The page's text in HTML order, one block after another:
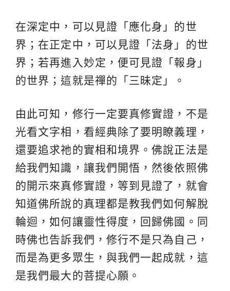
在深定中，可以見證「應化身」的世
界；在正定中，可以見證「法身」的世
界；若再進入妙定，便可見證「報身」
的世界；這就是禪的「三昧定」。
由此可知，修行一定要真修實證，不是
光看文字相，看經典除了要明瞭義理，
還要追求祂的實相和境界。佛說正法是
給我們知識，讓我們開悟，然後依照佛
的開示來真修實證，等到見證了，就會
知道佛所說的真理都是教我們如何解脫
輪迴，如何讓靈性得度，回歸佛國。同
時佛也告訴我們，修行不是只為自己，
而是為更多眾生，與我們一起成就，這
是我們最大的菩提心願。